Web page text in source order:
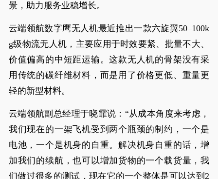
景，助力服务业稳增长。
云端领航数字鹰无人机最近推出一款六旋翼50–100k
g级物流无人机，主要应用于时效要紧、批量不大、
价值偏高的中短距运输。这款无人机的骨架没有采
用传统的碳纤维材料，而是用了价格更低、重量更
轻的新型材料。
云端领航副总经理于晓霏说：“从成本角度来考虑，
我们现在的一架飞机受到两个瓶颈的制约，一个是
电池，一个是机身的自重。解决机身自重的话，增
加我们的续航，也可以增加货物的一个载货量，我
们做过很多的测试，现在它的一个整体是可以达到2